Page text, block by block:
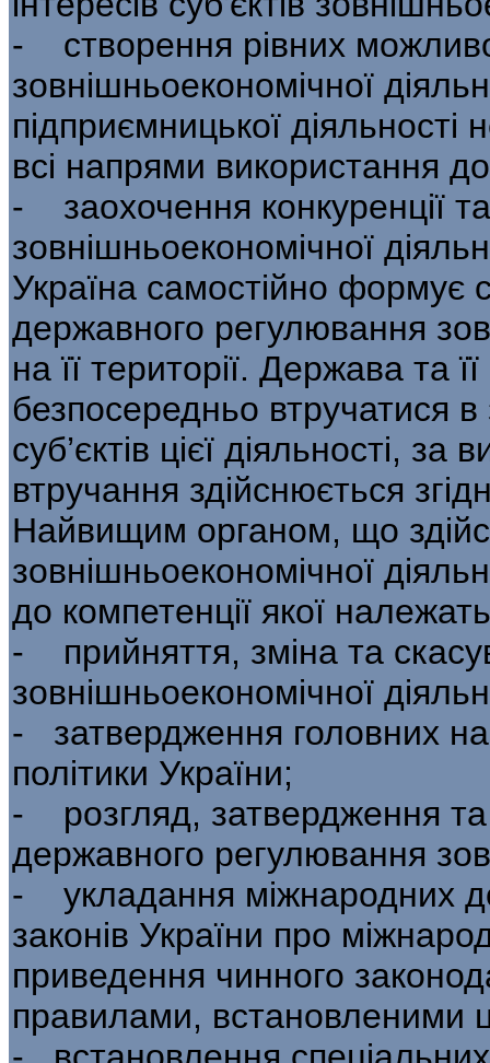
- створення рівних
зовнішньоекономіч­ної
підприємницької
всі напрями використання
- заохочення конкуренції
зов­нішньоекономічної
Україна самостійно формує
державного регу­лювання
на її території. Держава та
безпосередньо втручатися в
суб’єктів цієї діяльності,
втручання здійснюється
Найвищим органом, що
зовніш­ньоекономічної
до компетенції якої
- прийняття, зміна та
зовніш­ньоекономічної
- затвердження головних
політики України;
- розгляд, затвердження та
державного регулювання
- укладання міжнародних
законів України про
приведення чинного
правилами, встановленими